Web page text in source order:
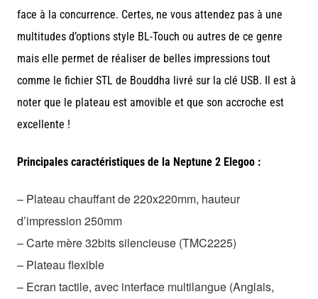
face à la concurrence. Certes, ne vous attendez pas à une
multitudes d’options style BL-Touch ou autres de ce genre
mais elle permet de réaliser de belles impressions tout
comme le fichier STL de Bouddha livré sur la clé USB. Il est à
noter que le plateau est amovible et que son accroche est
excellente !
Principales caractéristiques de la Neptune 2 Elegoo :
– Plateau chauffant de 220x220mm, hauteur
d’impression 250mm
– Carte mère 32bits silencieuse (TMC2225)
– Plateau flexible
– Ecran tactile, avec interface multilangue (Anglais,